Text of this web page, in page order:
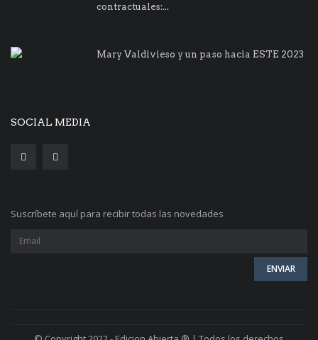
contractuales:...
Mary Valdivieso y un paso hacia ESTE 2023
SOCIAL MEDIA
Suscríbete aquí para recibir todas las novedades